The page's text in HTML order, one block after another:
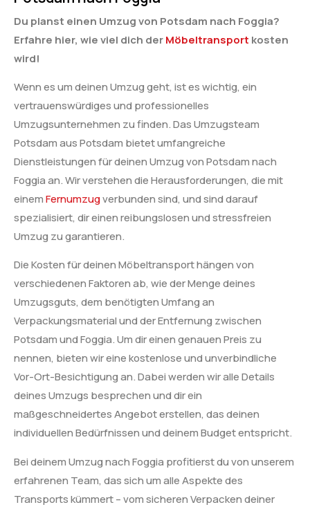
Du planst einen Umzug von Potsdam nach Foggia?
Erfahre hier, wie viel dich derMöbeltransport kosten
wird!
Wenn es um deinen Umzug geht, ist es wichtig, ein
vertrauenswürdiges und professionelles
Umzugsunternehmen zu finden. Das Umzugsteam
Potsdam aus Potsdam bietet umfangreiche
Dienstleistungen für deinen Umzug von Potsdam nach
Foggia an. Wir verstehen die Herausforderungen, die mit
einemFernumzugverbunden sind, und sind darauf
spezialisiert, dir einen reibungslosen und stressfreien
Umzug zu garantieren.
Die Kosten für deinen Möbeltransport hängen von
verschiedenen Faktoren ab, wie der Menge deines
Umzugsguts, dem benötigten Umfang an
Verpackungsmaterial und der Entfernung zwischen
Potsdam und Foggia. Um dir einen genauen Preis zu
nennen, bieten wir eine kostenlose und unverbindliche
Vor-Ort-Besichtigung an. Dabei werden wir alle Details
deines Umzugs besprechen und dir ein
maßgeschneidertes Angebot erstellen, das deinen
individuellen Bedürfnissen und deinem Budget entspricht.
Bei deinem Umzug nach Foggia profitierst du von unserem
erfahrenen Team, das sich um alle Aspekte des
Transports kümmert – vom sicheren Verpacken deiner